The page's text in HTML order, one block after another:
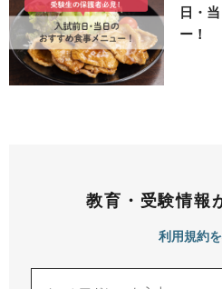
日・
ー！
教育・受験情報
利用規約